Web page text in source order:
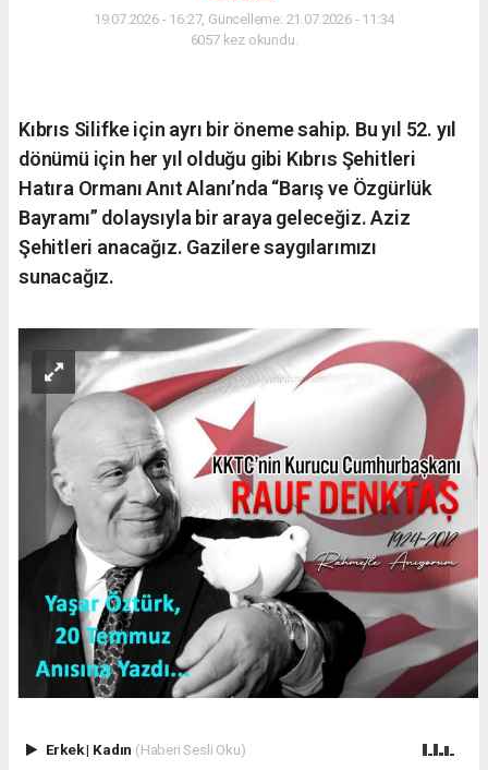
19.07.2026 - 16:27, Güncelleme: 21.07.2026 - 11:34
6057 kez okundu.
Kıbrıs Silifke için ayrı bir öneme sahip. Bu yıl 52. yıl
dönümü için her yıl olduğu gibi Kıbrıs Şehitleri
Hatıra Ormanı Anıt Alanı’nda “Barış ve Özgürlük
Bayramı” dolaysıyla bir araya geleceğiz. Aziz
Şehitleri anacağız. Gazilere saygılarımızı
sunacağız.
Erkek| Kadın (Haberi Sesli Oku)